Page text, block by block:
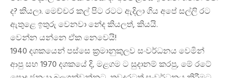
ද? කියලා. මෙච්චර කල් පිට රටට ඇදිලා ගිය අපේ සල්ලි රට
ඇතුළෙ ඉතුරු වෙනවා නේද කියලත්, කියයි.
වෙන්න යන්නෙ ඒක නෙවෙයි!
1940 දශකයෙන් පස්සෙ ක්‍රමානුකුලව සංවර්ධනය වෙමින්
ආපු සහ 1970 දශකයේ දි, මළගම ට සුදානම් කරපු, මේ රටේ